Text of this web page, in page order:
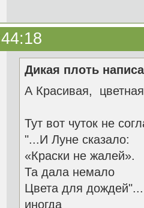
Дикая плоть
А Красивая,
Тут вот чуток не
"...И Луне сказало:
«Краски не жалей».
Та дала немало
Цвета для
иногда